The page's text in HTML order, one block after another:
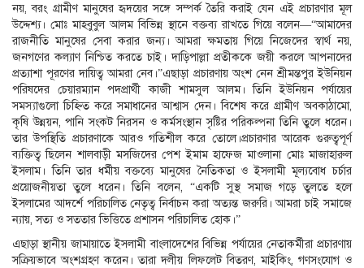
নয়, বরং গ্রামীণ মানুষের হৃদয়ের সঙ্গে সম্পর্ক তৈরি করাই যেন এই প্রচারণার মূল
উদ্দেশ্য। মোঃ মাহবুবুল আলম বিভিন্ন স্থানে বক্তব্য রাখতে গিয়ে বলেন—“আমাদের
রাজনীতি মানুষের সেবা করার জন্য। আমরা ক্ষমতায় গিয়ে নিজেদের স্বার্থ নয়,
জনগণের কল্যাণ নিশ্চিত করতে চাই। দাড়িপাল্লা প্রতীককে জয়ী করলে আপনাদের
প্রত্যাশা পূরণের দায়িত্ব আমরা নেব।”এছাড়া প্রচারণায় অংশ নেন শ্রীমন্তপুর ইউনিয়ন
পরিষদের চেয়ারম্যান পদপ্রার্থী কাজী শামসুল আলম। তিনি ইউনিয়ন পর্যায়ের
সমস্যাগুলো চিহ্নিত করে সমাধানের আশ্বাস দেন। বিশেষ করে গ্রামীণ অবকাঠামো,
কৃষি উন্নয়ন, পানি সংকট নিরসন ও কর্মসংস্থান সৃষ্টির পরিকল্পনা তিনি তুলে ধরেন।
তার উপস্থিতি প্রচারণাকে আরও গতিশীল করে তোলে।প্রচারণার আরেক গুরুত্বপূর্ণ
ব্যক্তিত্ব ছিলেন শালবাড়ী মসজিদের পেশ ইমাম হাফেজ মাওলানা মোঃ মাজাহারুল
ইসলাম। তিনি তার ধর্মীয় বক্তব্যে মানুষের নৈতিকতা ও ইসলামী মূল্যবোধ চর্চার
প্রয়োজনীয়তা তুলে ধরেন। তিনি বলেন, “একটি সুস্থ সমাজ গড়ে তুলতে হলে
ইসলামের আদর্শে পরিচালিত নেতৃত্ব নির্বাচন করা অত্যন্ত জরুরি। আমরা চাই সমাজে
ন্যায়, সত্য ও সততার ভিত্তিতে প্রশাসন পরিচালিত হোক।”
এছাড়া স্থানীয় জামায়াতে ইসলামী বাংলাদেশের বিভিন্ন পর্যায়ের নেতাকর্মীরা প্রচারণায়
সক্রিয়ভাবে অংশগ্রহণ করেন। তারা দলীয় লিফলেট বিতরণ, মাইকিং, গণসংযোগ ও